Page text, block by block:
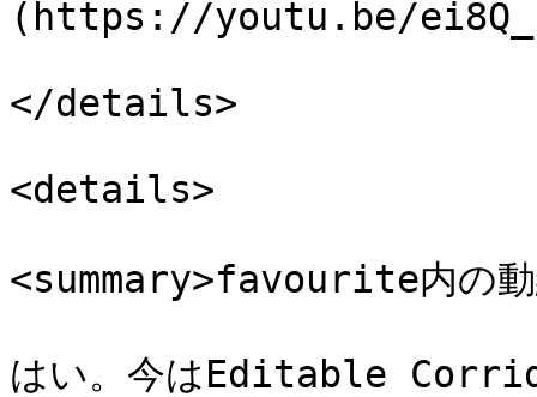
(https://youtu.be/
</details>
<details>
<summary>favourite内の動
はい。今はEditable